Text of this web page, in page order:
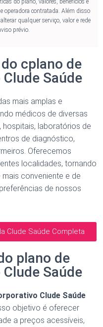
operadora contratada. Além disso
qualquer serviço, valor e rede
prévio.
cplano de
Saúde
mais amplas e
médicos de diversas
hospitais, laboratórios de
de diagnóstico,
Oferecemos
localidades, tornando
conveniente e de
de nossos
Clude Saúde Completa
plano de
Saúde
Clude Saúde
objetivo é oferecer
a preços acessíveis,